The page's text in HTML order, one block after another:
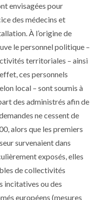
envisagées pour
des médecins et
À l’origine de
le personnel politique –
territoriales – ainsi
ces personnels
local – sont soumis à
des administrés afin de
ne cessent de
alors que les premiers
survenaient dans
exposés, elles
de collectivités
incitatives ou des
européens (mesures